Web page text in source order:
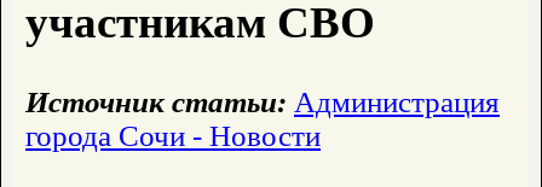
участникам СВО
Источник статьи: Администрация
города Сочи - Новости